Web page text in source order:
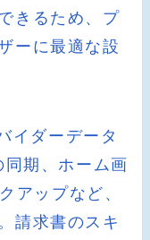
きるため、プ
ーに最適な設
イダーデータ
期、ホーム画
アップなど、
請求書のスキ